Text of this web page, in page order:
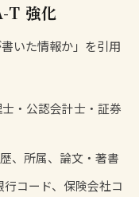
T 強化
いた情報か」を引用
・公認会計士・証券
、所属、論文・著書
コード、保険会社コ